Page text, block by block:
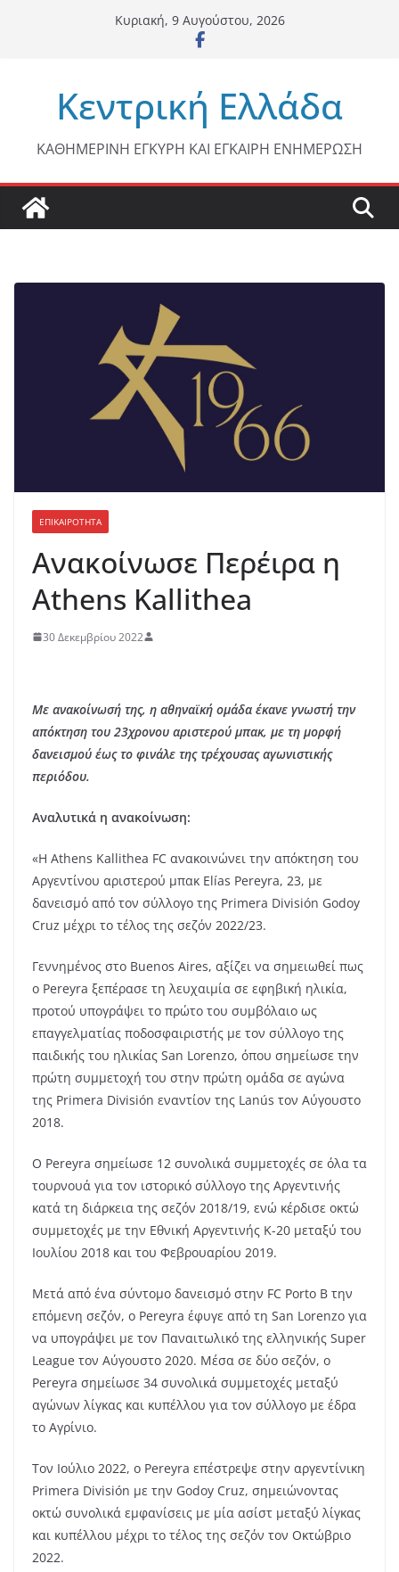
Κυριακή, 9 Αυγούστου, 2026
Κεντρική Ελλάδα
ΚΑΘΗΜΕΡΙΝΗ ΕΓΚΥΡΗ ΚΑΙ ΕΓΚΑΙΡΗ ΕΝΗΜΕΡΩΣΗ
ΕΠΙΚΑΙΡΟΤΗΤΑ
Ανακοίνωσε Περέιρα η
Athens Kallithea
30 Δεκεμβρίου 2022
Με ανακοίνωσή της, η αθηναϊκή ομάδα έκανε γνωστή την
απόκτηση του 23χρονου αριστερού μπακ, με τη μορφή
δανεισμού έως το φινάλε της τρέχουσας αγωνιστικής
περιόδου.
Αναλυτικά η ανακοίνωση:
«Η Athens Kallithea FC ανακοινώνει την απόκτηση του
Αργεντίνου αριστερού μπακ Elías Pereyra, 23, με
δανεισμό από τον σύλλογο της Primera División Godoy
Cruz μέχρι το τέλος της σεζόν 2022/23.
Γεννημένος στο Buenos Aires, αξίζει να σημειωθεί πως
ο Pereyra ξεπέρασε τη λευχαιμία σε εφηβική ηλικία,
προτού υπογράψει το πρώτο του συμβόλαιο ως
επαγγελματίας ποδοσφαιριστής με τον σύλλογο της
παιδικής του ηλικίας San Lorenzo, όπου σημείωσε την
πρώτη συμμετοχή του στην πρώτη ομάδα σε αγώνα
της Primera División εναντίον της Lanús τον Αύγουστο
2018.
Ο Pereyra σημείωσε 12 συνολικά συμμετοχές σε όλα τα
τουρνουά για τον ιστορικό σύλλογο της Αργεντινής
κατά τη διάρκεια της σεζόν 2018/19, ενώ κέρδισε οκτώ
συμμετοχές με την Εθνική Αργεντινής Κ-20 μεταξύ του
Ιουλίου 2018 και του Φεβρουαρίου 2019.
Μετά από ένα σύντομο δανεισμό στην FC Porto B την
επόμενη σεζόν, ο Pereyra έφυγε από τη San Lorenzo για
να υπογράψει με τον Παναιτωλικό της ελληνικής Super
League τον Αύγουστο 2020. Μέσα σε δύο σεζόν, ο
Pereyra σημείωσε 34 συνολικά συμμετοχές μεταξύ
αγώνων λίγκας και κυπέλλου για τον σύλλογο με έδρα
το Αγρίνιο.
Τον Ιούλιο 2022, ο Pereyra επέστρεψε στην αργεντίνικη
Primera División με την Godoy Cruz, σημειώνοντας
οκτώ συνολικά εμφανίσεις με μία ασίστ μεταξύ λίγκας
και κυπέλλου μέχρι το τέλος της σεζόν τον Οκτώβριο
2022.